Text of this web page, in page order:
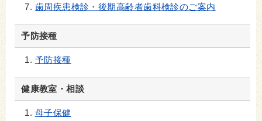
歯周疾患検診・後期高齢者歯科検診のご案内
予防接種
予防接種
健康教室・相談
母子保健